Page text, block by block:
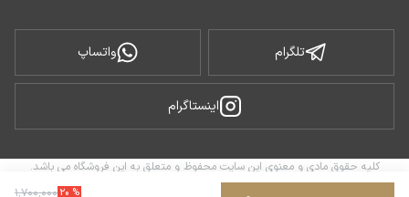
۱٬۷۰۰٬۰۰۰ 20 %
تلگرام واتساپ
اینستاگرام
کلیه حقوق مادی و معنوی این سایت محفوظ و متعلق به این فروشگاه می باشد.
ساخته شده توسط